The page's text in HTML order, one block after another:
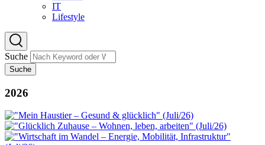
IT
Lifestyle
Suche
Suche
2026